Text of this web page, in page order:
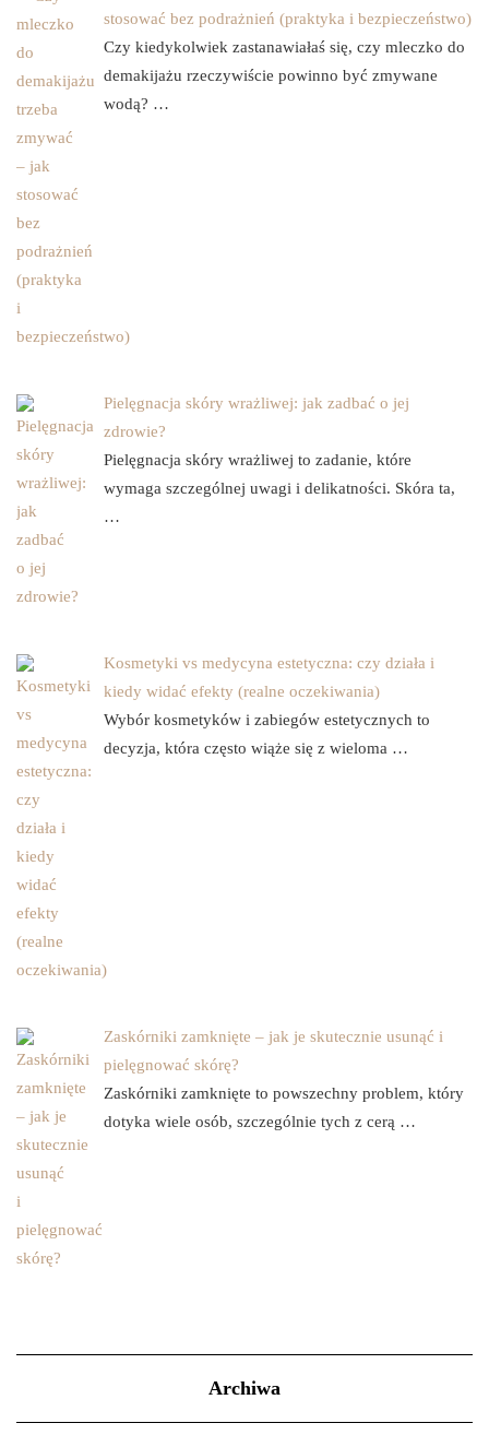
stosować bez podrażnień (praktyka i bezpieczeństwo)
Czy kiedykolwiek zastanawiałaś się, czy mleczko do
demakijażu rzeczywiście powinno być zmywane
wodą? …
Pielęgnacja skóry wrażliwej: jak zadbać o jej
zdrowie?
Pielęgnacja skóry wrażliwej to zadanie, które
wymaga szczególnej uwagi i delikatności. Skóra ta,
…
Kosmetyki vs medycyna estetyczna: czy działa i
kiedy widać efekty (realne oczekiwania)
Wybór kosmetyków i zabiegów estetycznych to
decyzja, która często wiąże się z wieloma …
Zaskórniki zamknięte – jak je skutecznie usunąć i
pielęgnować skórę?
Zaskórniki zamknięte to powszechny problem, który
dotyka wiele osób, szczególnie tych z cerą …
Archiwa